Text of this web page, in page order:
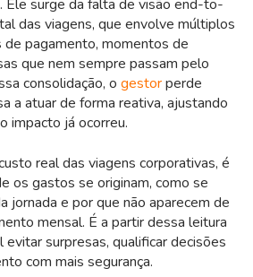
Ele surge da falta de visão end-to-
das viagens, que envolve múltiplos
pagamento, momentos de
que nem sempre passam pelo
consolidação, o gestorperde
a atuar de forma reativa, ajustando
impacto já ocorreu.
real das viagens corporativas, é
os gastos se originam, como se
jornada e por que não aparecem de
mensal. É a partir dessa leitura
surpresas, qualificar decisões
com mais segurança.